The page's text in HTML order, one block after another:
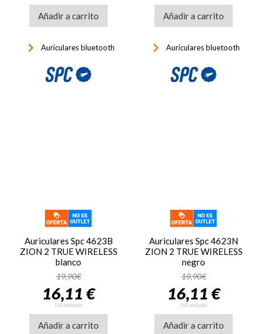
Añadir a carrito
keyboard_arrow_right Auriculares bluetooth
Añadir a carrito
keyboard_arrow_right Auriculares bluetooth
Auriculares Spc 4623B
ZION 2 TRUE WIRELESS
blanco
19,90€
16,11 €
IVA incluido
Añadir a carrito
Auriculares Spc 4623N
ZION 2 TRUE WIRELESS
negro
19,90€
16,11 €
IVA incluido
Añadir a carrito